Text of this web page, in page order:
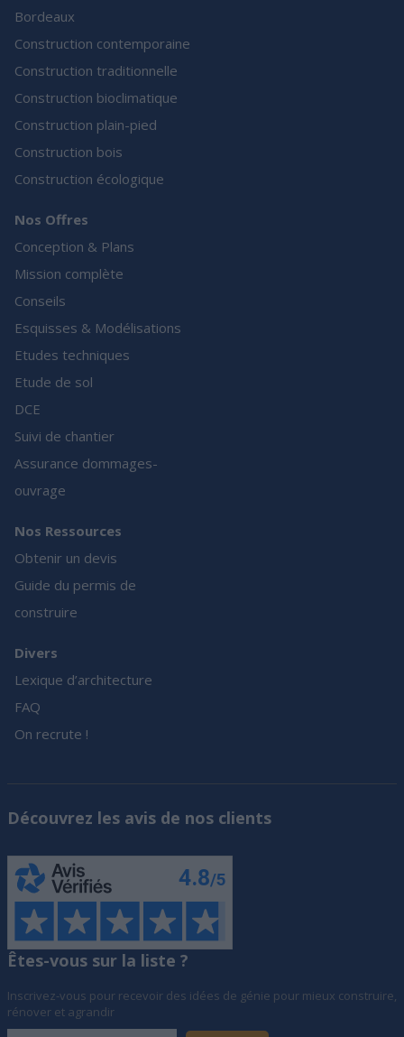
Bordeaux
Construction contemporaine
Construction traditionnelle
Construction bioclimatique
Construction plain-pied
Construction bois
Construction écologique
Nos Offres
Conception & Plans
Mission complète
Conseils
Esquisses & Modélisations
Etudes techniques
Etude de sol
DCE
Suivi de chantier
Assurance dommages-
ouvrage
Nos Ressources
Obtenir un devis
Guide du permis de
construire
Divers
Lexique d’architecture
FAQ
On recrute !
Découvrez les avis de nos clients
Êtes-vous sur la liste ?
Inscrivez-vous pour recevoir des idées de génie pour mieux construire,
rénover et agrandir